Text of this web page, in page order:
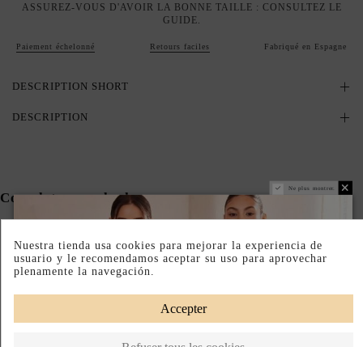
ASSUREZ-VOUS D'AVOIR LA BONNE TAILLE : CONSULTEZ LE
GUIDE.
Paiement échelonné Retours faciles Fabriqué en Espagne
DESCRIPTION SHORT
DESCRIPTION
Complete your look
Ne plus montrer.
Nuestra tienda usa cookies para mejorar la experiencia de
usuario y le recomendamos aceptar su uso para aprovechar
plenamente la navegación.
Accepter